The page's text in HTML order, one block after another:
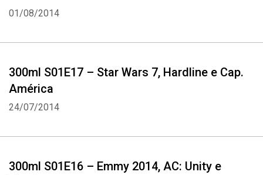
01/08/2014
300ml S01E17 – Star Wars 7, Hardline e Cap.
América
24/07/2014
300ml S01E16 – Emmy 2014, AC: Unity e